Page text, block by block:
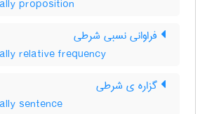
proposition
فراوانی نسبی شرطی
relative frequency
گزاره ی شرطی
sentence